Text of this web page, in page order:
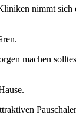
nimmt sich
machen